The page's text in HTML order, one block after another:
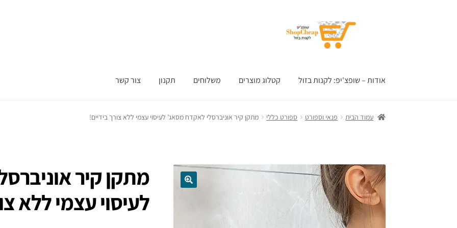
אודות – שופצ'יפ: לקנות בזול קטלוג מוצרים משלוחים תקנון צור קשר
עמוד הבית פנאי וספורט ספורט כללי מתקן קיר אוניברסלי לאקדח מסאג’ לעיסוי עצמי ללא צורך בידיים!
מתקן קיר
לעיסוי עצמי ללא